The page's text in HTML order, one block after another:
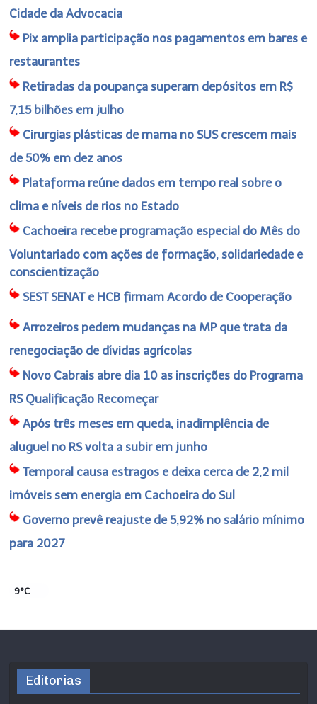
Cidade da Advocacia
Pix amplia participação nos pagamentos em bares e
restaurantes
Retiradas da poupança superam depósitos em R$
7,15 bilhões em julho
Cirurgias plásticas de mama no SUS crescem mais
de 50% em dez anos
Plataforma reúne dados em tempo real sobre o
clima e níveis de rios no Estado
Cachoeira recebe programação especial do Mês do
Voluntariado com ações de formação, solidariedade e
conscientização
SEST SENAT e HCB firmam Acordo de Cooperação
Arrozeiros pedem mudanças na MP que trata da
renegociação de dívidas agrícolas
Novo Cabrais abre dia 10 as inscrições do Programa
RS Qualificação Recomeçar
Após três meses em queda, inadimplência de
aluguel no RS volta a subir em junho
Temporal causa estragos e deixa cerca de 2,2 mil
imóveis sem energia em Cachoeira do Sul
Governo prevê reajuste de 5,92% no salário mínimo
para 2027
9°C
Editorias